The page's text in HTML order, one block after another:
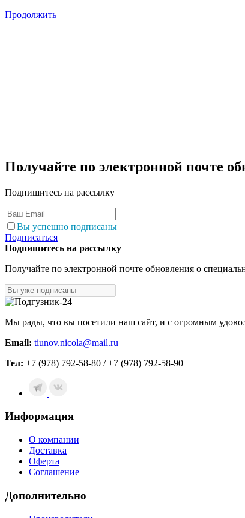
Продолжить
Получайте по электронной почте
Подпишитесь на рассылку
Вы успешно подписаны
Подписаться
Подпишитесь на рассылку
Получайте по электронной почте обновления о
Мы рады, что вы посетили наш сайт, и с огромным
Email: tiunov.nicola@mail.ru
Тел: +7 (978) 792-58-80 / +7 (978) 792-58-90
Информация
О компании
Доставка
Оферта
Соглашение
Дополнительно